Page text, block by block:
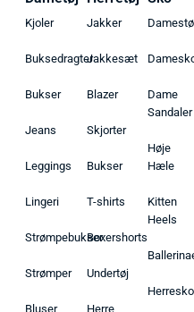
Kjoler
Buksedragter
Bukser
Jeans
Leggings
Lingeri
Strømpebukser
Strømper
Bluser
Jakker
Jakkesæt
Blazer
Skjorter
Bukser
T-shirts
Boxershorts
Undertøj
Herre
Dame
Sandaler
Høje
Hæle
Kitten
Heels
Herresko